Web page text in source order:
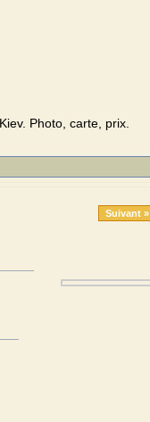
Photo, carte, prix.
Suivant »